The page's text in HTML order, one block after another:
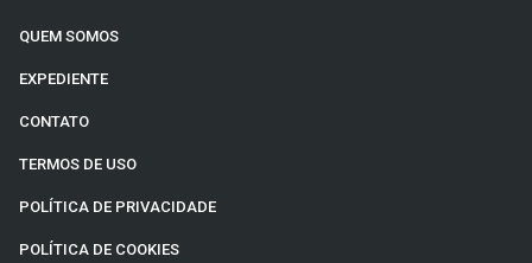
QUEM SOMOS
EXPEDIENTE
CONTATO
TERMOS DE USO
POLÍTICA DE PRIVACIDADE
POLÍTICA DE COOKIES